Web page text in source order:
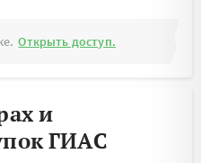
Открыть доступ.
и
ГИАС